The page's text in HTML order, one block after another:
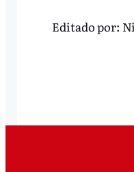
Editado por: